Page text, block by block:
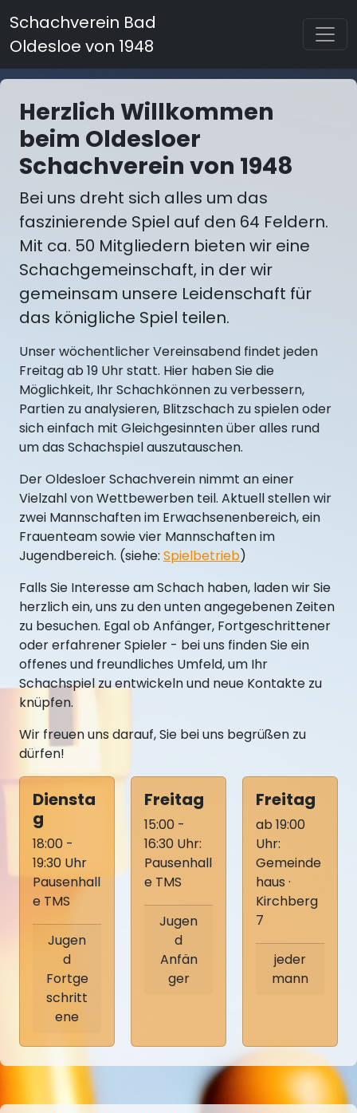
Schachverein Bad
Oldesloe von 1948
Herzlich Willkommen
beim Oldesloer
Schachverein von 1948
Bei uns dreht sich alles um das
faszinierende Spiel auf den 64 Feldern.
Mit ca. 50 Mitgliedern bieten wir eine
Schachgemeinschaft, in der wir
gemeinsam unsere Leidenschaft für
das königliche Spiel teilen.
Unser wöchentlicher Vereinsabend findet jeden
Freitag ab 19 Uhr statt. Hier haben Sie die
Möglichkeit, Ihr Schachkönnen zu verbessern,
Partien zu analysieren, Blitzschach zu spielen oder
sich einfach mit Gleichgesinnten über alles rund
um das Schachspiel auszutauschen.
Der Oldesloer Schachverein nimmt an einer
Vielzahl von Wettbewerben teil. Aktuell stellen wir
zwei Mannschaften im Erwachsenenbereich, ein
Frauenteam sowie vier Mannschaften im
Jugendbereich. (siehe: Spielbetrieb)
Falls Sie Interesse am Schach haben, laden wir Sie
herzlich ein, uns zu den unten angegebenen Zeiten
zu besuchen. Egal ob Anfänger, Fortgeschrittener
oder erfahrener Spieler - bei uns finden Sie ein
offenes und freundliches Umfeld, um Ihr
Schachspiel zu entwickeln und neue Kontakte zu
knüpfen.
Wir freuen uns darauf, Sie bei uns begrüßen zu
dürfen!
Diensta
g
18:00 -
19:30 Uhr
Pausenhall
e TMS
Jugen
d
Fortge
schritt
ene
Freitag
15:00 -
16:30 Uhr:
Pausenhall
e TMS
Jugen
d
Anfän
ger
Freitag
ab 19:00
Uhr:
Gemeinde
haus ·
Kirchberg
7
jeder
mann